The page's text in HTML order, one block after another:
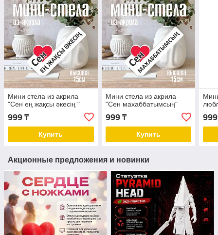
Мини стела из акрила
"Сен ең жақсы әкесің "
999 ₸
Купить
Мини стела из акрила
"Сен махаббатымсың"
999₸
Купить
999
Акционные предложения и новинки